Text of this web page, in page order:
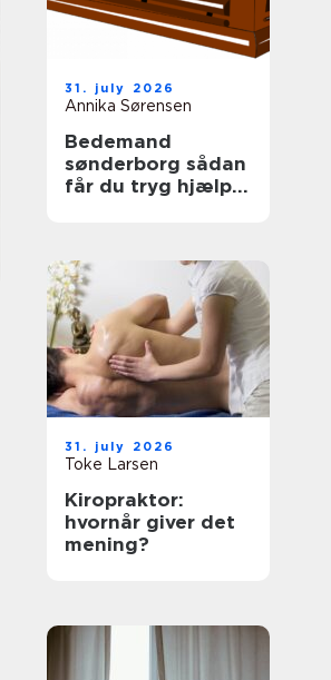
31. july 2026
Annika Sørensen
Bedemand
sønderborg sådan
får du tryg hjælp i
31. july 2026
Toke Larsen
Kiropraktor:
hvornår giver det
mening?